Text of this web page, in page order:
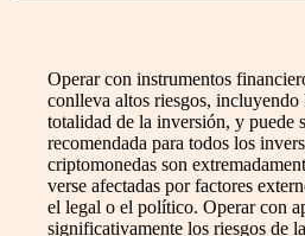
Operar con instrumentos
conlleva altos riesgos, incluyendo
totalidad de la inversión, y puede
recomendada para todos los
criptomonedas son
verse afectadas por factores
el legal o el político. Operar con
significativamente los riesgos de